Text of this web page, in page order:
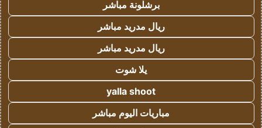
برشلونة مباشر
ريال مدريد مباشر
ريال مدريد مباشر
يلا شوت
yalla shoot
مباريات اليوم مباشر